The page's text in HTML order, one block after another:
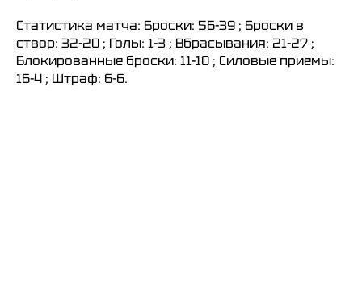
Статистика матча: Броски: 56-39 ; Броски в
створ: 32-20 ; Голы: 1-3 ; Вбрасывания: 21-27 ;
Блокированные броски: 11-10 ; Силовые приемы:
16-4 ; Штраф: 6-6.